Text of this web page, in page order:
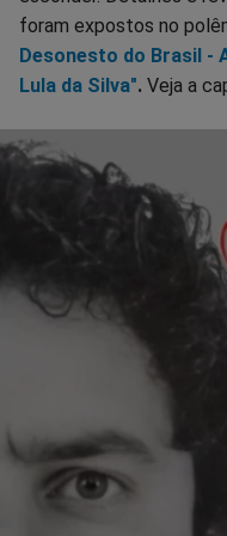
foram expostos no
Desonesto do Brasil -
Lula da Silva". Veja a